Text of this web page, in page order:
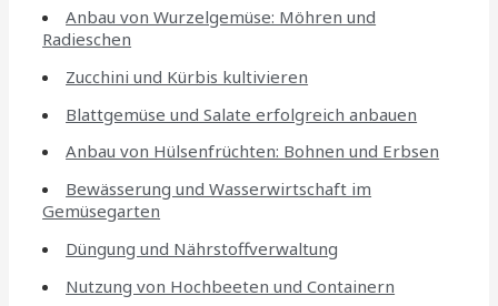
Anbau von Wurzelgemüse: Möhren und
Radieschen
Zucchini und Kürbis kultivieren
Blattgemüse und Salate erfolgreich anbauen
Anbau von Hülsenfrüchten: Bohnen und Erbsen
Bewässerung und Wasserwirtschaft im
Gemüsegarten
Düngung und Nährstoffverwaltung
Nutzung von Hochbeeten und Containern